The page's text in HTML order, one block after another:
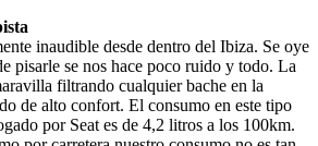
inaudible desde dentro del Ibiza. Se oye
pisarle se nos hace poco ruido y todo. La
filtrando cualquier bache en la
de alto confort. El consumo en este tipo
por Seat es de 4,2 litros a los 100km.